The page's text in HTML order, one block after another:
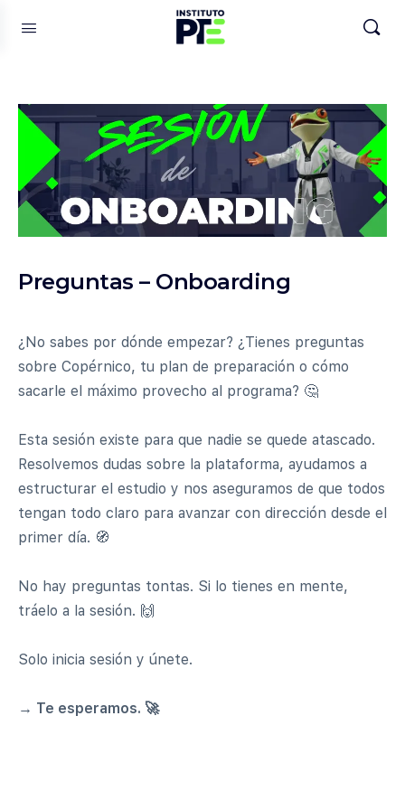
Preguntas – Onboarding
¿No sabes por dónde empezar? ¿Tienes preguntas
sobre Copérnico, tu plan de preparación o cómo
sacarle el máximo provecho al programa? 🤔
Esta sesión existe para que nadie se quede atascado.
Resolvemos dudas sobre la plataforma, ayudamos a
estructurar el estudio y nos aseguramos de que todos
tengan todo claro para avanzar con dirección desde el
primer día. 🧭
No hay preguntas tontas. Si lo tienes en mente,
tráelo a la sesión. 🙌
Solo inicia sesión y únete.
→ Te esperamos. 🚀